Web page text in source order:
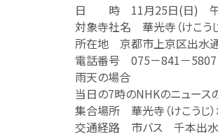
日 時 11月25日(日) 午
対象寺社名 華光寺（けこう
所在地 京都市上京区出水
電話番号 075－841－5807
雨天の場合
当日の7時のNHKのニュース
集合場所 華光寺（けこうじ
交通経路 市バス 千本出